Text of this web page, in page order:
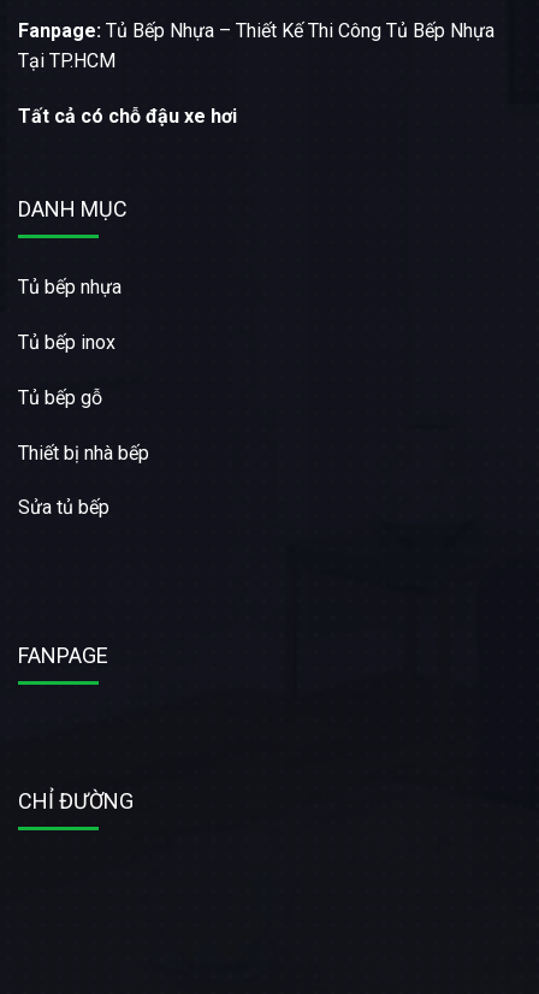
Fanpage: Tủ Bếp Nhựa – Thiết Kế Thi Công Tủ Bếp Nhựa
Tại TP.HCM
Tất cả có chỗ đậu xe hơi
DANH MỤC
Tủ bếp nhựa
Tủ bếp inox
Tủ bếp gỗ
Thiết bị nhà bếp
Sửa tủ bếp
FANPAGE
CHỈ ĐƯỜNG